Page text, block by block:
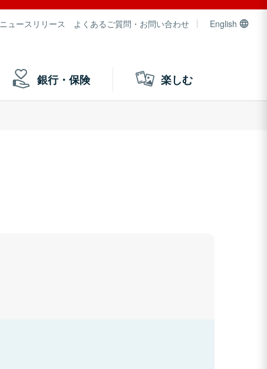
ニュースリリース よくあるご質問・お問い合わせ English
銀行・保険 楽しむ